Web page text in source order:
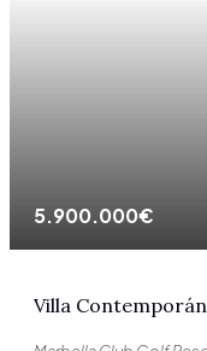
5.900.000€
Villa